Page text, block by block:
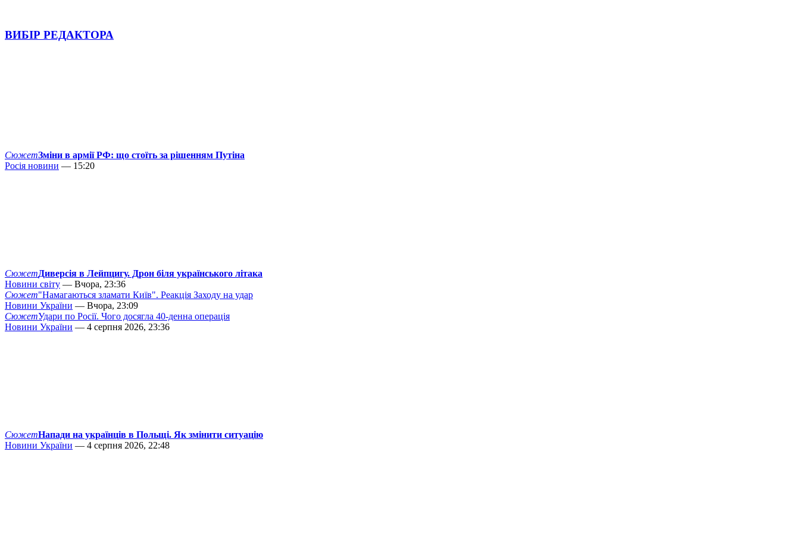
ВИБІР РЕДАКТОРА
СюжетЗміни в армії РФ: що стоїть за рішенням Путіна
Росія новини — 15:20
СюжетДиверсія в Лейпцигу. Дрон біля українського літака
Новини світу — Вчора, 23:36
Сюжет"Намагаються зламати Київ". Реакція Заходу на удар
Новини України — Вчора, 23:09
СюжетУдари по Росії. Чого досягла 40-денна операція
Новини України — 4 серпня 2026, 23:36
СюжетНапади на українців в Польщі. Як змінити ситуацію
Новини України — 4 серпня 2026, 22:48